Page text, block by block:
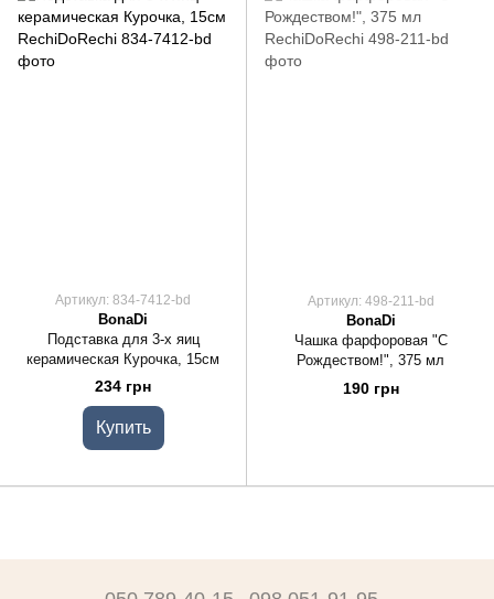
Артикул: 834-7412-bd
BonaDi
Подставка для 3-х яиц
керамическая Курочка, 15см
234 грн
Купить
Артикул: 498-211-bd
BonaDi
Чашка фарфоровая "С
Рождеством!", 375 мл
190 грн